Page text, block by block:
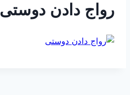
رواج دادن دوستی